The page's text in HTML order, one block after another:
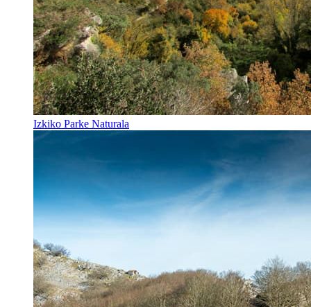
Izkiko Parke Naturala